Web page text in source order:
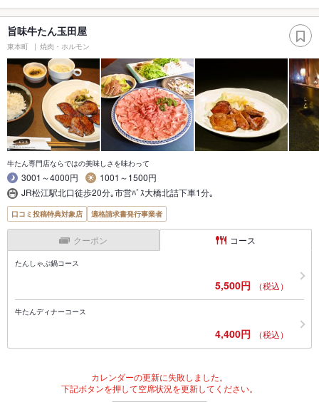
旨味牛たん玉田屋
東本町 焼肉・ホルモン
牛たん専門店ならではの美味しさを味わって
3001～4000円
1001～1500円
JR松江駅北口徒歩20分｡市営ﾊﾞｽ大橋北詰下車1分｡
口コミ投稿特典対象店 適格請求書発行事業者
クーポン コース
たんしゃぶ鍋コース
5,500円 （税込）
牛たんディナーコース
4,400円 （税込）
カレンダーの更新に失敗しました。
下記ボタンを押して空席状況を更新してください。